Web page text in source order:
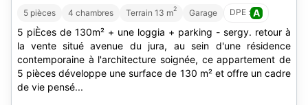
5 pièces 4 chambres Terrain 13 m2 Garage DPE : A
5 piÈces de 130m² + une loggia + parking - sergy. retour à
la vente situé avenue du jura, au sein d'une résidence
contemporaine à l'architecture soignée, ce appartement de
5 pièces développe une surface de 130 m² et offre un cadre
de vie pensé...